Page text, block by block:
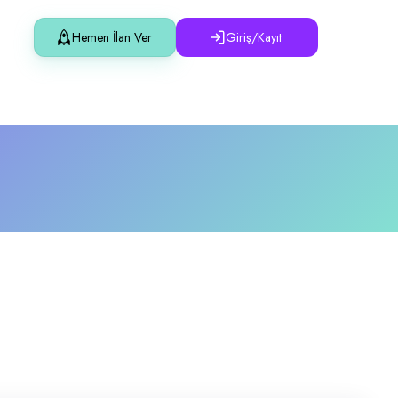
Hemen İlan Ver Giriş/Kayıt